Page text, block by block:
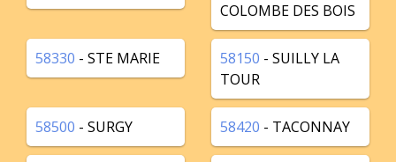
COLOMBE DES BOIS
58330 - STE MARIE 58150 - SUILLY LA
TOUR
58500 - SURGY 58420 - TACONNAY